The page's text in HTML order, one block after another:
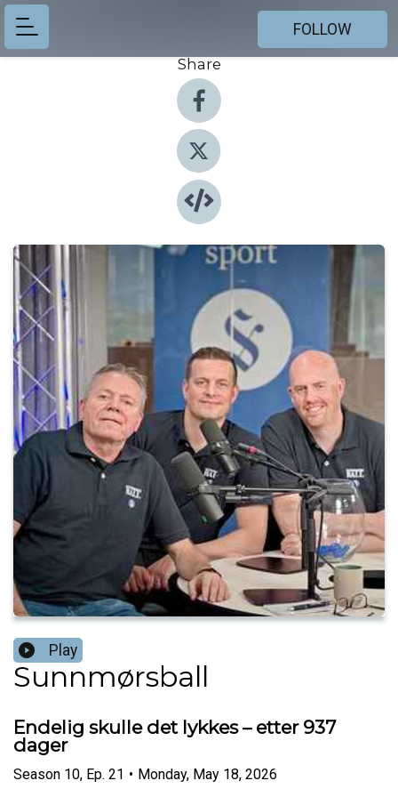
FOLLOW
Share
Play
Sunnmørsball
Endelig skulle det lykkes – etter 937
dager
Season 10, Ep. 21 • Monday, May 18, 2026